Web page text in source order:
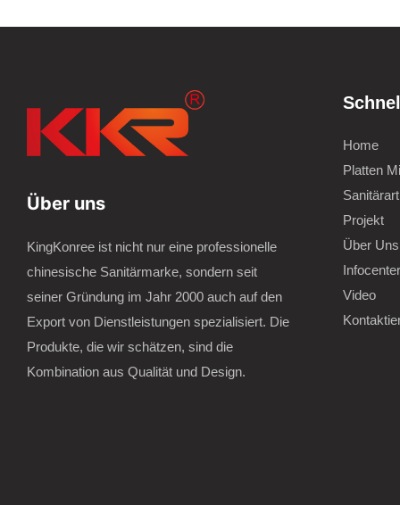
Über uns
KingKonree ist nicht nur eine professionelle
chinesische Sanitärmarke, sondern seit
seiner Gründung im Jahr 2000 auch auf den
Export von Dienstleistungen spezialisiert. Die
Produkte, die wir schätzen, sind die
Kombination aus Qualität und Design.
Home
Platten
Projekt
Über Uns
Infocenter
Video